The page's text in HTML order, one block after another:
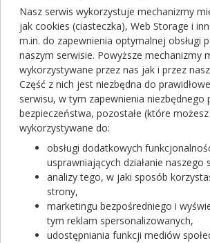
Leki rozpoczynające się od
Wpisz nazwę leku
Filtrowanie
Wyczyść filtry
Nasz serwis wykorzystuje mechanizmy
jak cookies (ciasteczka), Web Storage i
m.in. do zapewnienia optymalnej obsługi
naszym serwisie. Powyższe mechanizmy
wykorzystywane przez nas jak i przez
Część z nich jest niezbędna do
serwisu, w tym zapewnienia niezbędnego
bezpieczeństwa, pozostałe (które
wykorzystywane do:
obsługi dodatkowych
usprawniających działanie naszego
analizy tego, w jaki sposób
strony,
marketingu bezpośredniego i
tym reklam spersonalizowanych,
udostępniania funkcji mediów